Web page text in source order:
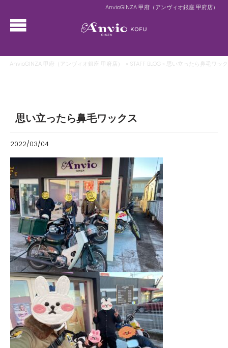
AnvioGINZA 甲府（アンヴィオ銀座 甲府店）
AnvioGINZA 甲府（アンヴィオ銀座 甲府店） » STAFF BLOG » 思い立ったら鼻毛ワッ
思い立ったら鼻毛ワックス
2022/03/04